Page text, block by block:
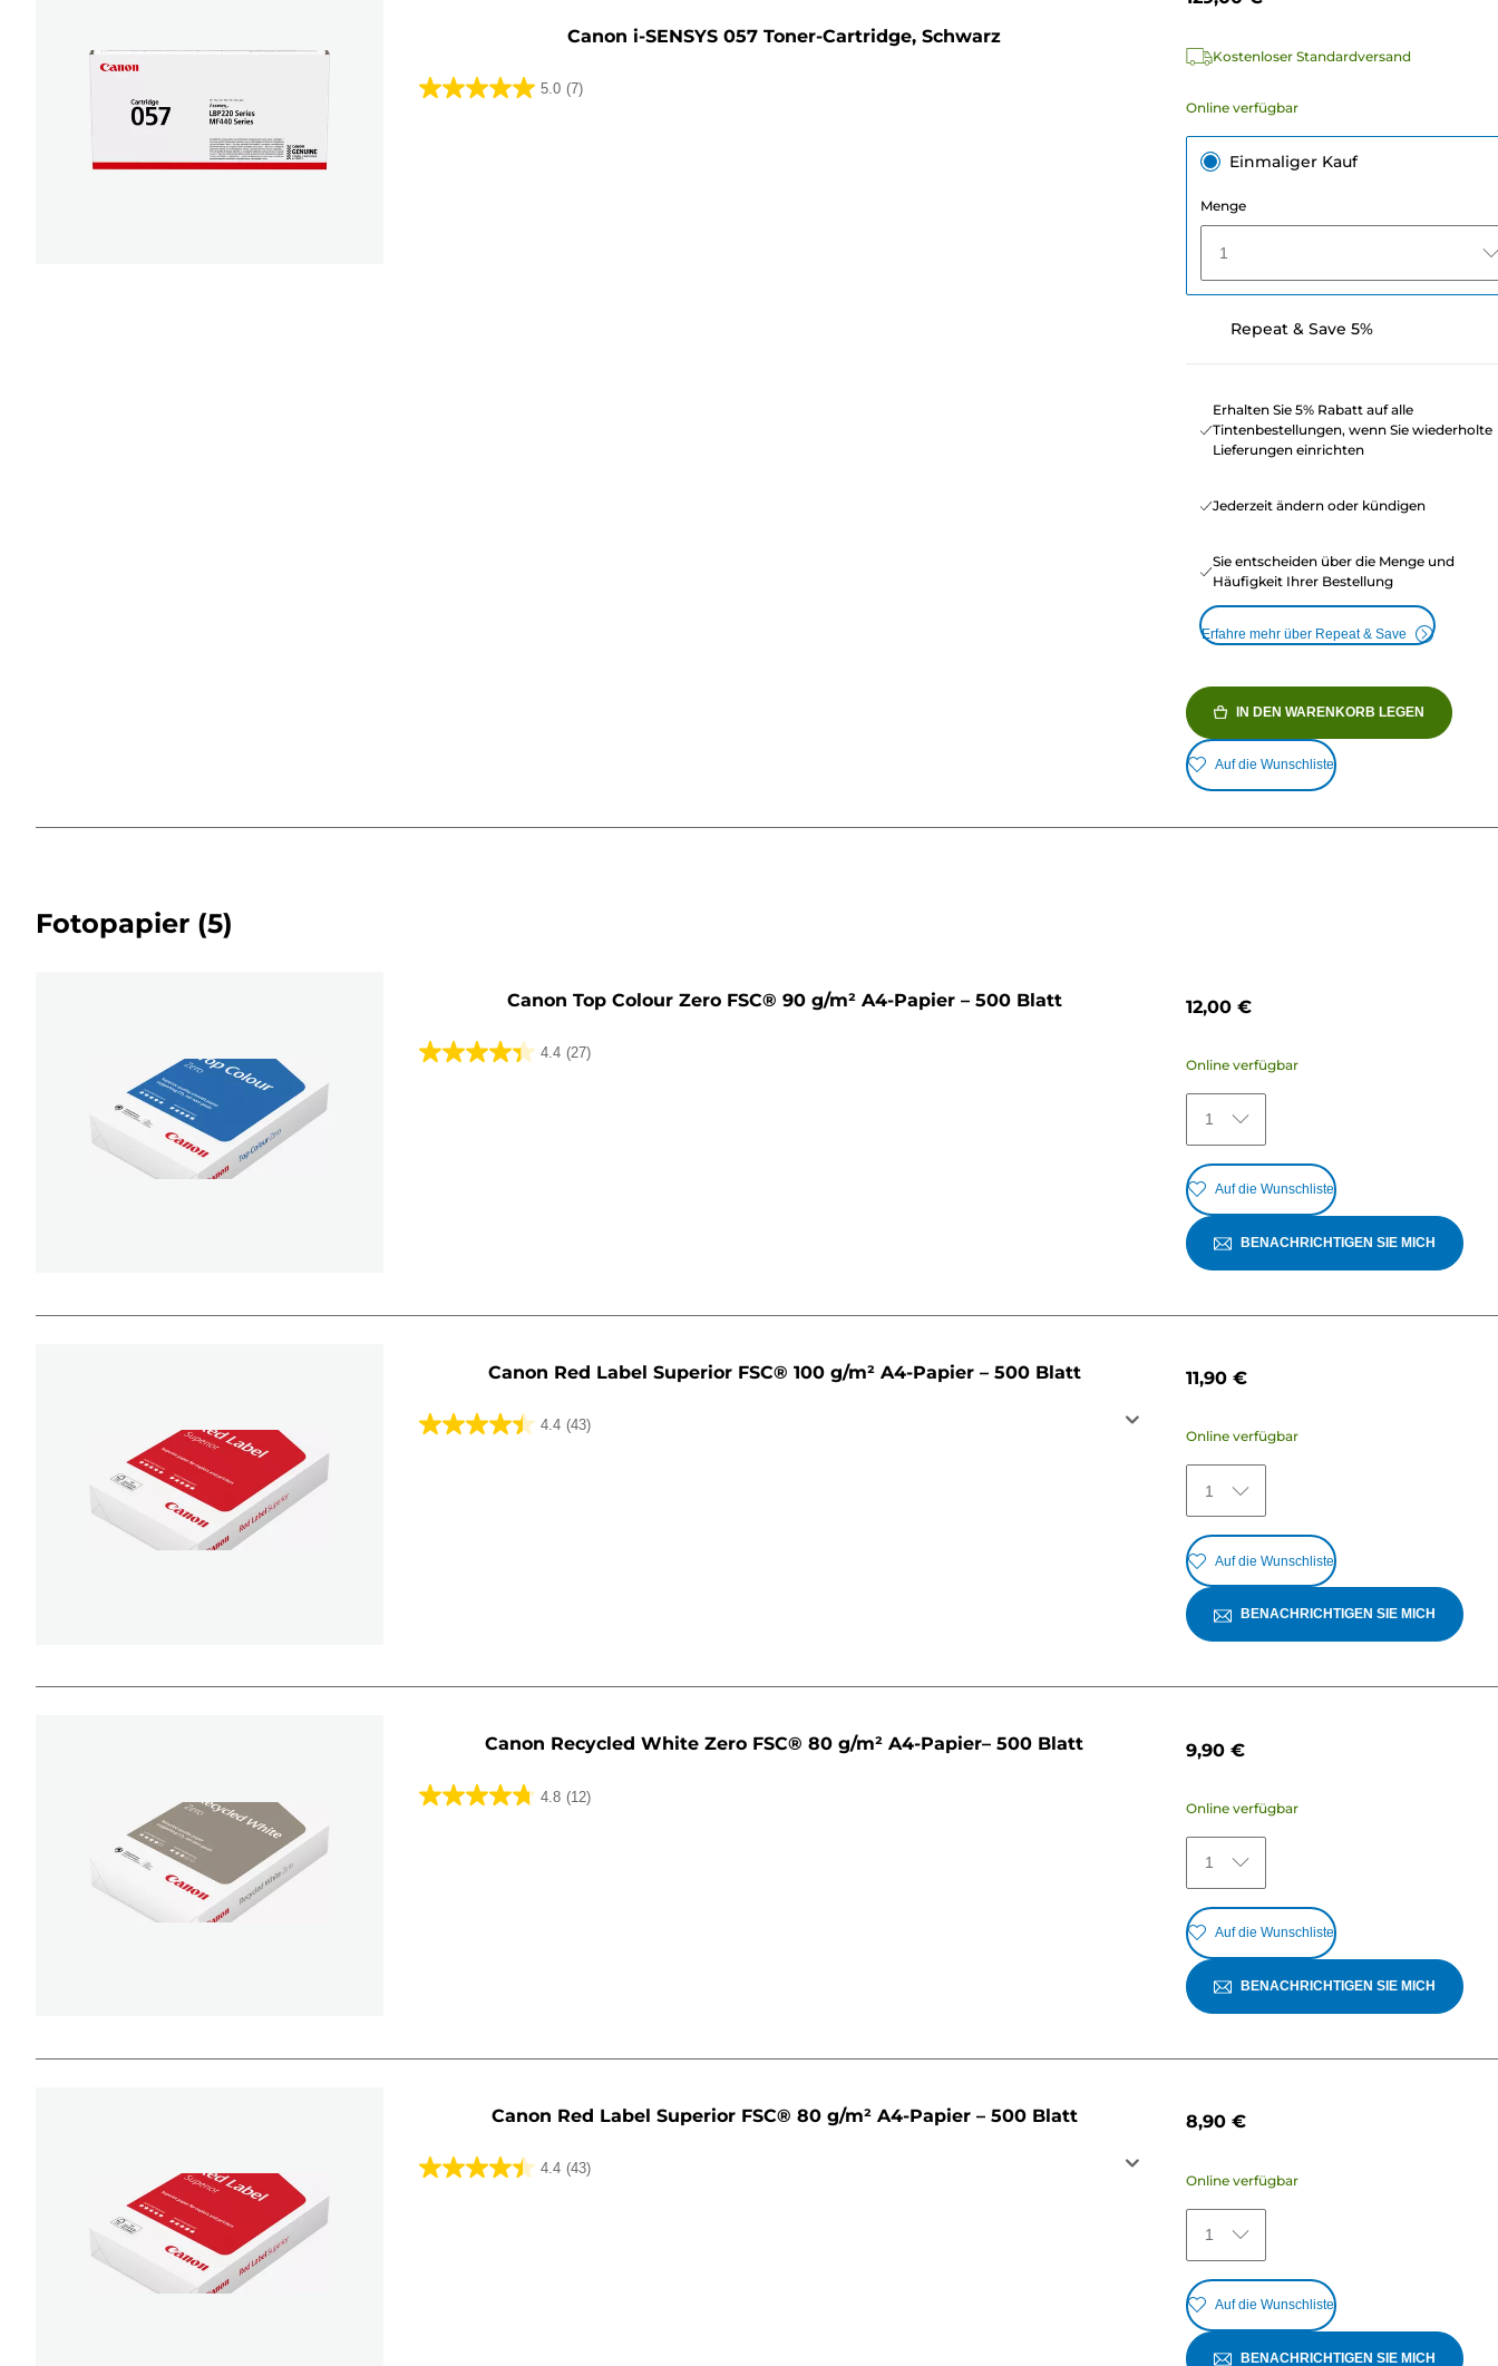
Canon i-SENSYS 057 Toner-Cartridge, Schwarz
5.0 (7)
5.0
Kostenloser Standardversand
Online verfügbar
Einmaliger Kauf
Menge
1
Repeat & Save 5%
Erhalten Sie 5% Rabatt auf alle
Tintenbestellungen, wenn Sie wiederholte
Lieferungen einrichten
Jederzeit ändern oder kündigen
Sie entscheiden über die Menge und
Häufigkeit Ihrer Bestellung
Erfahre mehr über Repeat & Save
IN DEN WARENKORB LEGEN
Auf die Wunschliste
Fotopapier (5)
Canon Top Colour Zero FSC® 90 g/m² A4-Papier – 500 Blatt
4.4 (27)
4.4
12,00 €
Online verfügbar
1
Auf die Wunschliste
BENACHRICHTIGEN SIE MICH
Canon Red Label Superior FSC® 100 g/m² A4-Papier – 500 Blatt
4.4 (43)
4.4
11,90 €
Online verfügbar
1
Auf die Wunschliste
BENACHRICHTIGEN SIE MICH
Canon Recycled White Zero FSC® 80 g/m² A4-Papier– 500 Blatt
4.8 (12)
4.8
9,90 €
Online verfügbar
1
Auf die Wunschliste
BENACHRICHTIGEN SIE MICH
Canon Red Label Superior FSC® 80 g/m² A4-Papier – 500 Blatt
4.4 (43)
4.4
8,90 €
Online verfügbar
1
Auf die Wunschliste
BENACHRICHTIGEN SIE MICH